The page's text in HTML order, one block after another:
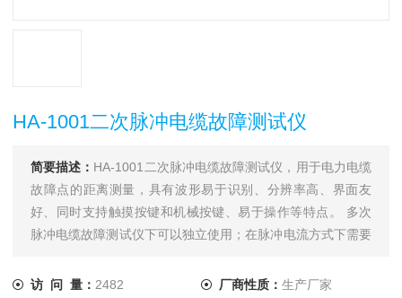
HA-1001二次脉冲电缆故障测试仪
简要描述： HA-1001二次脉冲电缆故障测试仪，用于电力电缆
故障点的距离测量，具有波形易于识别、分辨率高、界面友
好、同时支持触摸按键和机械按键、易于操作等特点。 多次
脉冲电缆故障测试仪下可以独立使用；在脉冲电流方式下需要
电缆测试多次脉冲耦合器配合；在测距完成后须使用电力电缆
访 问 量： 2482 厂商性质： 生产厂家